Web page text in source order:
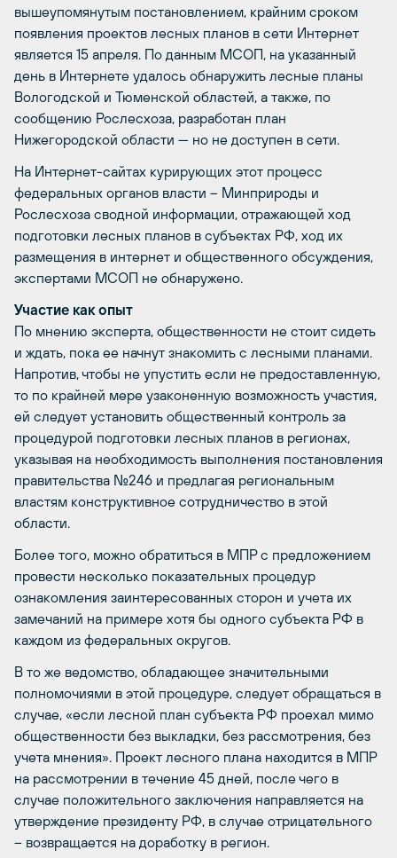
вышеупомянутым постановлением, крайним сроком
появления проектов лесных планов в сети Интернет
является 15 апреля. По данным МСОП, на указанный
день в Интернете удалось обнаружить лесные планы
Вологодской и Тюменской областей, а также, по
сообщению Рослесхоза, разработан план
Нижегородской области — но не доступен в сети.
На Интернет-сайтах курирующих этот процесс
федеральных органов власти – Минприроды и
Рослесхоза сводной информации, отражающей ход
подготовки лесных планов в субъектах РФ, ход их
размещения в интернет и общественного обсуждения,
экспертами МСОП не обнаружено.
Участие как опыт
По мнению эксперта, общественности не стоит сидеть
и ждать, пока ее начнут знакомить с лесными планами.
Напротив, чтобы не упустить если не предоставленную,
то по крайней мере узаконенную возможность участия,
ей следует установить общественный контроль за
процедурой подготовки лесных планов в регионах,
указывая на необходимость выполнения постановления
правительства №246 и предлагая региональным
властям конструктивное сотрудничество в этой
области.
Более того, можно обратиться в МПР с предложением
провести несколько показательных процедур
ознакомления заинтересованных сторон и учета их
замечаний на примере хотя бы одного субъекта РФ в
каждом из федеральных округов.
В то же ведомство, обладающее значительными
полномочиями в этой процедуре, следует обращаться в
случае, «если лесной план субъекта РФ проехал мимо
общественности без выкладки, без рассмотрения, без
учета мнения». Проект лесного плана находится в МПР
на рассмотрении в течение 45 дней, после чего в
случае положительного заключения направляется на
утверждение президенту РФ, в случае отрицательного
– возвращается на доработку в регион.